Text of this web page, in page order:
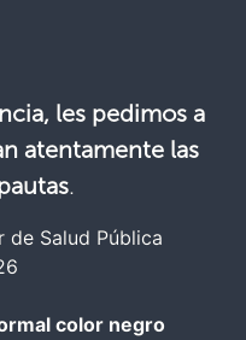
les pedimos a
atentamente las
.
de Salud Pública
color negro